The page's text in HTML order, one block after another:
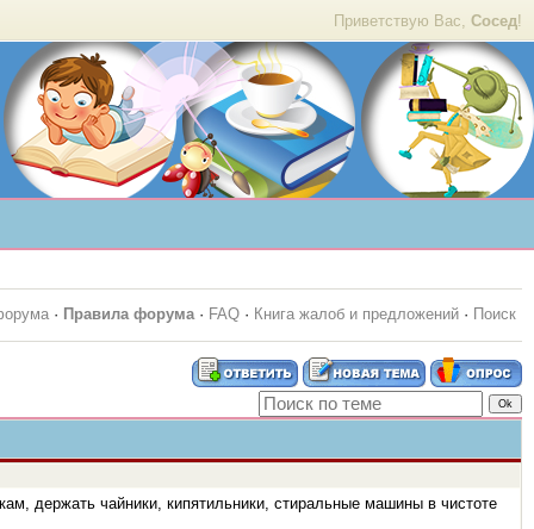
Приветствую Вас, Сосед!
· Правила форума· FAQ · Книга жалоб и предложений · Поиск
держать чайники, кипятильники, стиральные машины в чистоте